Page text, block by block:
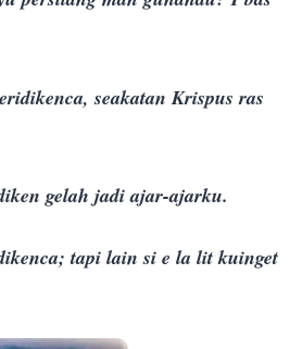
seakatan Krispus ras
gelah jadi ajar-ajarku.
tapi lain si e la lit kuinget